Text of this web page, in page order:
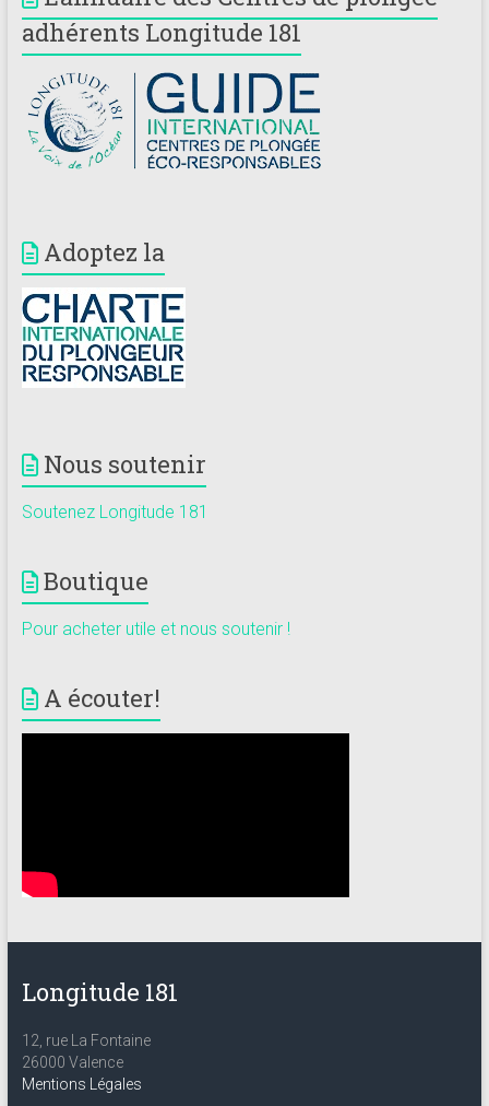
adhérents Longitude 181
Adoptez la
Nous soutenir
Soutenez Longitude 181
Boutique
Pour acheter utile et nous soutenir !
A écouter!
Longitude 181
12, rue La Fontaine
26000 Valence
Mentions Légales